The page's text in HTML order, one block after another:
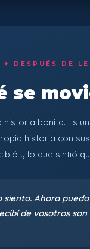
✦ DESPUÉS DE
se
bonita. Es
historia con
y lo que sintió
Ahora
de vosotros